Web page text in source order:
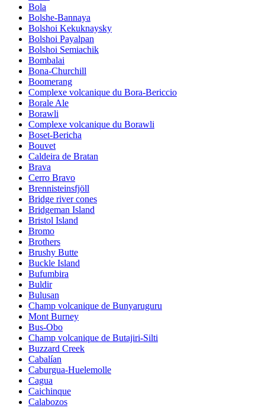
Bola
Bolshe-Bannaya
Bolshoi Kekuknaysky
Bolshoi Payalpan
Bolshoi Semiachik
Bombalai
Bona-Churchill
Boomerang
Complexe volcanique du Bora-Bericcio
Borale Ale
Borawli
Complexe volcanique du Borawli
Boset-Bericha
Bouvet
Caldeira de Bratan
Brava
Cerro Bravo
Brennisteinsfjöll
Bridge river cones
Bridgeman Island
Bristol Island
Bromo
Brothers
Brushy Butte
Buckle Island
Bufumbira
Buldir
Bulusan
Champ volcanique de Bunyaruguru
Mont Burney
Bus-Obo
Champ volcanique de Butajiri-Silti
Buzzard Creek
Cabalían
Caburgua-Huelemolle
Cagua
Caichinque
Calabozos